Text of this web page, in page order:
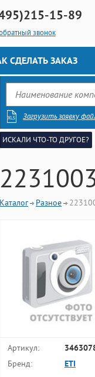
215-15-89
звонок
СДЕЛАТЬ ЗАКАЗ
Загрузить заявку
ИСКАЛИ ЧТО-ТО ДРУГОЕ?
Каталог Разное
Артикул:
Бренд: ETI